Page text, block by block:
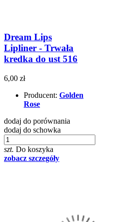
Dream Lips
Lipliner - Trwała
kredka do ust 516
6,00 zł
Producent: Golden
Rose
dodaj do porównania
dodaj do schowka
szt. Do koszyka
zobacz szczegóły